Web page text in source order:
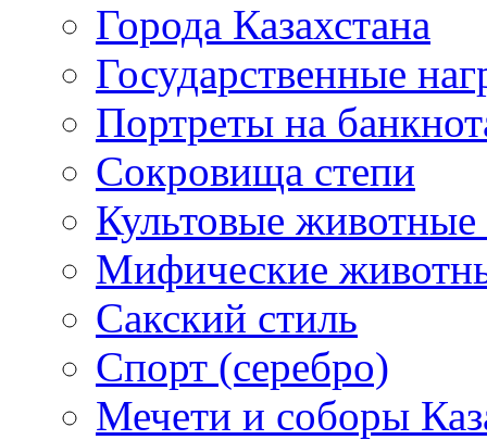
Города Казахстана
Государственные
Портреты на
Сокровища степи
Культовые
Мифические
Сакский стиль
Спорт (серебро)
Мечети и соборы